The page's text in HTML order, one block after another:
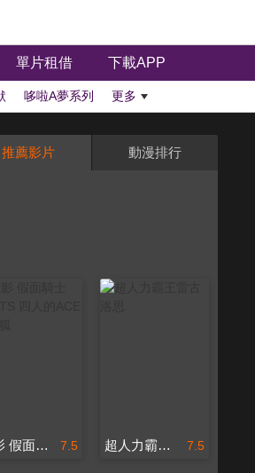
單片租借 下載APP
哆啦A夢系列 更多
推薦影片 動漫排行
7.5
電影 假面騎士GEATS 四人的ACE與黑狐 7.5
超人力霸王雷古洛思